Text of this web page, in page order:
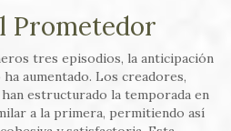
Prometedor
tres episodios, la anticipación
aumentado. Los creadores,
estructurado la temporada en
a la primera, permitiendo así